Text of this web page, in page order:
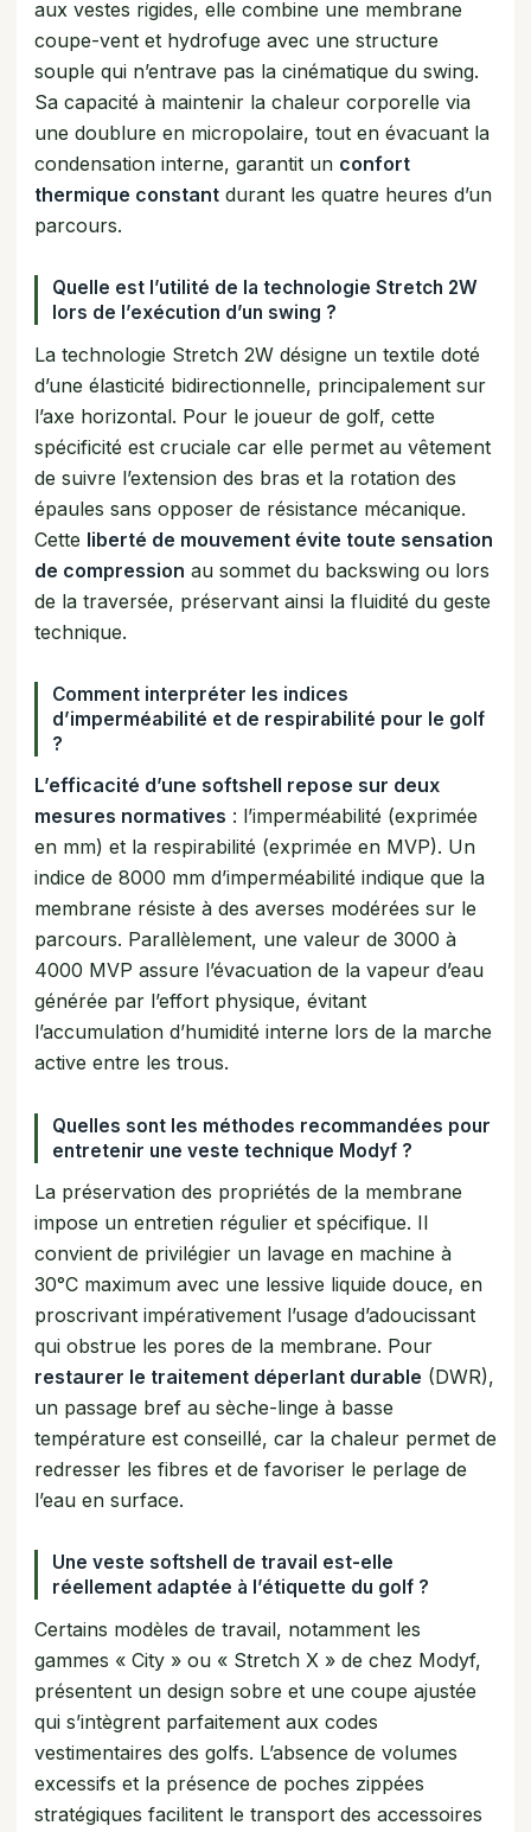
aux vestes rigides, elle combine une membrane
coupe-vent et hydrofuge avec une structure
souple qui n’entrave pas la cinématique du swing.
Sa capacité à maintenir la chaleur corporelle via
une doublure en micropolaire, tout en évacuant la
condensation interne, garantit un confort
thermique constantdurant les quatre heures d’un
parcours.
Quelle est l’utilité de la technologie Stretch 2W
lors de l’exécution d’un swing ?
La technologie Stretch 2W désigne un textile doté
d’une élasticité bidirectionnelle, principalement sur
l’axe horizontal. Pour le joueur de golf, cette
spécificité est cruciale car elle permet au vêtement
de suivre l’extension des bras et la rotation des
épaules sans opposer de résistance mécanique.
Cette liberté de mouvement évite toute sensation
de compression au sommet du backswing ou lors
de la traversée, préservant ainsi la fluidité du geste
technique.
Comment interpréter les indices
d’imperméabilité et de respirabilité pour le golf
?
L’efficacité d’une softshell repose sur deux
mesures normatives : l’imperméabilité (exprimée
en mm) et la respirabilité (exprimée en MVP). Un
indice de 8000 mm d’imperméabilité indique que la
membrane résiste à des averses modérées sur le
parcours. Parallèlement, une valeur de 3000 à
4000 MVP assure l’évacuation de la vapeur d’eau
générée par l’effort physique, évitant
l’accumulation d’humidité interne lors de la marche
active entre les trous.
Quelles sont les méthodes recommandées pour
entretenir une veste technique Modyf ?
La préservation des propriétés de la membrane
impose un entretien régulier et spécifique. Il
convient de privilégier un lavage en machine à
30°C maximum avec une lessive liquide douce, en
proscrivant impérativement l’usage d’adoucissant
qui obstrue les pores de la membrane. Pour
restaurer le traitement déperlant durable (DWR),
un passage bref au sèche-linge à basse
température est conseillé, car la chaleur permet de
redresser les fibres et de favoriser le perlage de
l’eau en surface.
Une veste softshell de travail est-elle
réellement adaptée à l’étiquette du golf ?
Certains modèles de travail, notamment les
gammes « City » ou « Stretch X » de chez Modyf,
présentent un design sobre et une coupe ajustée
qui s’intègrent parfaitement aux codes
vestimentaires des golfs. L’absence de volumes
excessifs et la présence de poches zippées
stratégiques facilitent le transport des accessoires